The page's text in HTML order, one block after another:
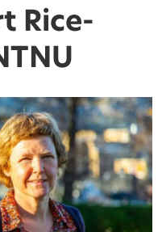
Rice-